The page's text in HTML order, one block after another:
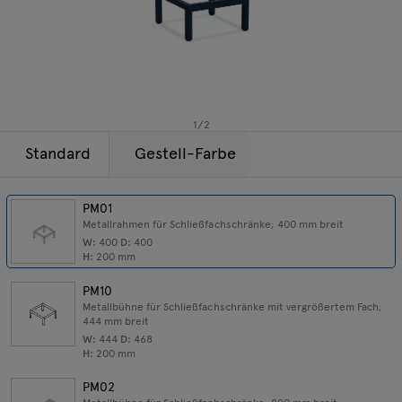
1/2
Standard
PM01
Metallrahmen für Schließfachschränke; 400 mm breit
W: 400 D: 400
H: 200 mm
PM10
Metallbühne für Schließfachschränke mit vergrößertem Fach;
444 mm breit
W: 444 D: 468
H: 200 mm
PM02
Gestell-Farbe